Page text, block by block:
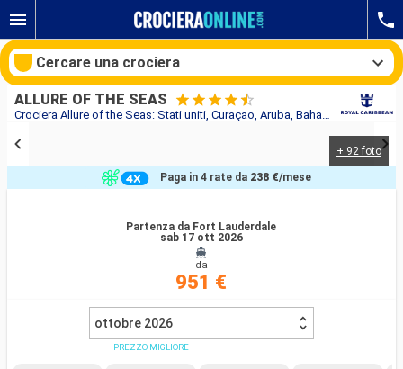
Crociera Allure of the Seas: Stati uniti, Curaçao, Aruba, Bahamas in partenza da Fort Lauderdale
ALLURE OF THE SEAS
+ 92 foto
Partenza da Fort Lauderdale
sab 17 ott 2026
da
951 €
Paga in 4 rate da238 €/mese
ottobre 2026
PREZZO MIGLIORE
Cercare una crociera
Compagnie
Ricerca